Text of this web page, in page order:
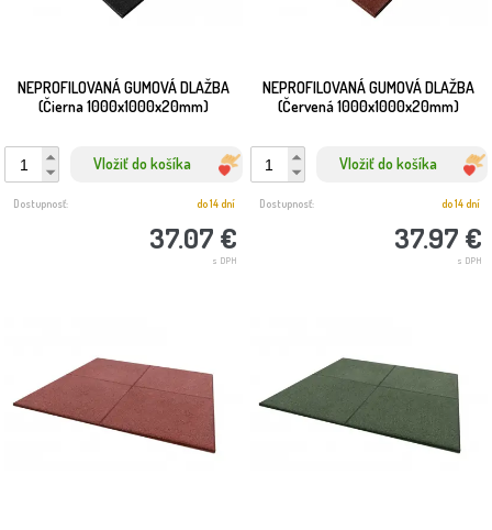
NEPROFILOVANÁ GUMOVÁ DLAŽBA
(Čierna 1000x1000x20mm)
Vložiť do košíka
37.07 €
s DPH
Dostupnosť: do 14 dní
NEPROFILOVANÁ GUMOVÁ DLAŽBA
(Červená 1000x1000x20mm)
Vložiť do košíka
37.97 €
s DPH
Dostupnosť: do 14 dní